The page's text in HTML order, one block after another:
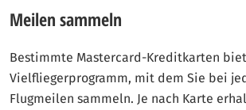
Meilen sammeln
Bestimmte Mastercard-Kreditkarten
Vielfliegerprogramm, mit dem Sie bei
Flugmeilen sammeln. Je nach Karte